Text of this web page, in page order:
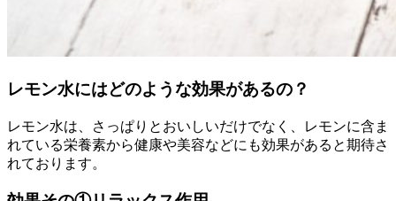
レモン水にはどのような効果があるの？
レモン水は、さっぱりとおいしいだけでなく、レモンに含ま
れている栄養素から健康や美容などにも効果があると期待さ
れております。